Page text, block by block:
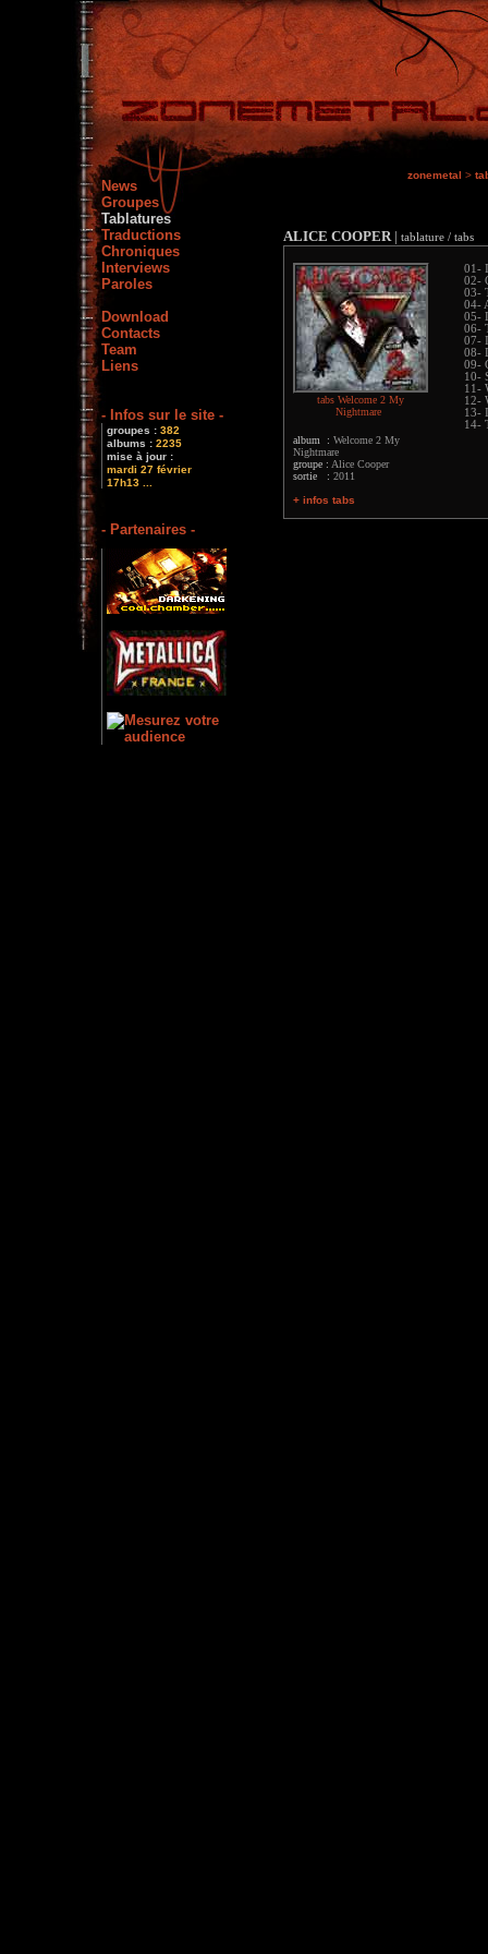
News
Groupes
Tablatures
Traductions
Chroniques
Interviews
Paroles
Download
Contacts
Team
Liens
- Infos sur le site -
groupes : 382
albums : 2235
mise à jour :
mardi 27 février
17h13 ...
- Partenaires -
zonemetal >
ALICE COOPER| tablature / tabs
tabs Welcome 2 My
Nightmare
album : Welcome 2 My
Nightmare
groupe : Alice Cooper
sortie : 2011
+ infos tabs
01-
02-
03-
04-
05-
06-
07-
08-
09-
10-
11-
12-
13-
14-